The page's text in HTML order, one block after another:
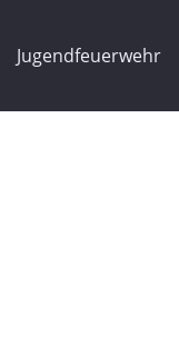
Jugendfeuerwehr